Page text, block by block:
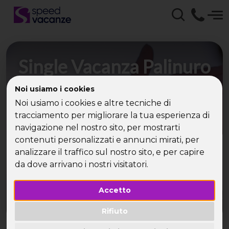
Noi usiamo i cookies
Noi usiamo i cookies e altre tecniche di
tracciamento per migliorare la tua esperienza di
navigazione nel nostro sito, per mostrarti
contenuti personalizzati e annunci mirati, per
analizzare il traffico sul nostro sito, e per capire
da dove arrivano i nostri visitatori.
Accetto
Rifiuto
Single Vacanza Palinuro
con Speed Vacanze -
Viaggi, offerta viaggi,
vacanza al mare con
Speed Vacanze
Speed Vacanze: la vacanza d'estate che porta in
giro i single!